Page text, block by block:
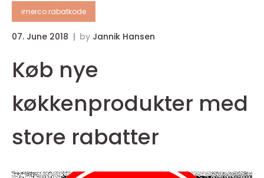
imerco rabatkode
07. June 2018 by Jannik Hansen
Køb nye
køkkenprodukter med
store rabatter